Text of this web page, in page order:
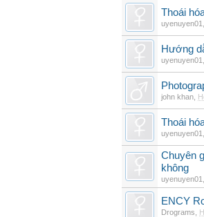
Thoái
uyenuyen01
Hướng
uyenuyen01
john khan
Thoái
uyenuyen01
Chuyên
không
uyenuyen01
ENCY
Drograms